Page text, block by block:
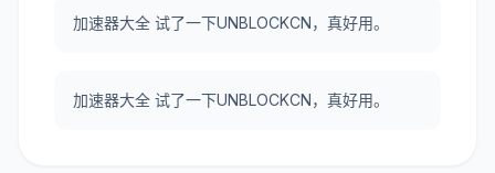
加速器大全 试了一下UNBLOCKCN，真好用。
加速器大全 试了一下UNBLOCKCN，真好用。